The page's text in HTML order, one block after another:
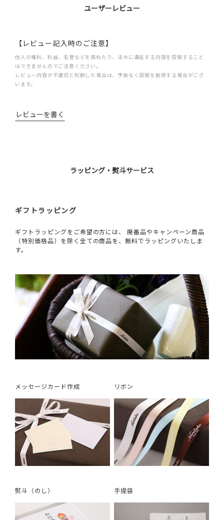
ユーザーレビュー
【レビュー記入時のご注意】
他人の権利、利益、名誉などを損ねたり、法令に違反する内容を投稿すること
はできませんのでご注意ください。
レビュー内容が不適切と判断した場合は、予告なく投稿を削除する場合がござ
います。
レビューを書く
ラッピング・熨斗サービス
ギフトラッピング
ギフトラッピングをご希望の方には、 廃番品やキャンペーン商品
（特別価格品）を除く全ての商品を、無料でラッピングいたしま
す。
メッセージカード作成 リボン
熨斗（のし） 手提袋